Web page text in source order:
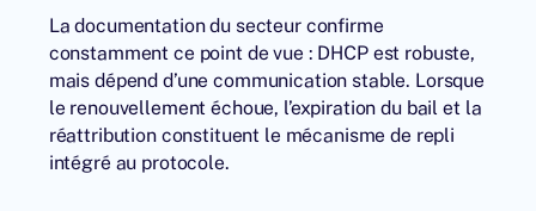
La documentation du secteur confirme
constamment ce point de vue : DHCP est robuste,
mais dépend d’une communication stable. Lorsque
le renouvellement échoue, l’expiration du bail et la
réattribution constituent le mécanisme de repli
intégré au protocole.